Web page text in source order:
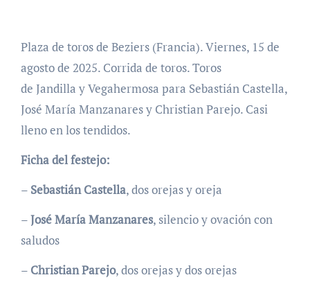
Plaza de toros de Beziers (Francia). Viernes, 15 de
agosto de 2025. Corrida de toros. Toros
de Jandilla y Vegahermosa para Sebastián Castella,
José María Manzanares y Christian Parejo. Casi
lleno en los tendidos.
Ficha del festejo:
– Sebastián Castella, dos orejas y oreja
–José MaríaManzanares, silencio y ovación con
saludos
– Christian Parejo, dos orejas y dos orejas